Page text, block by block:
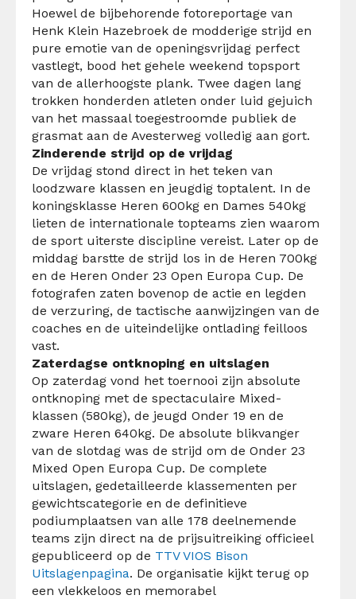
Hoewel de bijbehorende fotoreportage van
Henk Klein Hazebroek de modderige strijd en
pure emotie van de openingsvrijdag perfect
vastlegt, bood het gehele weekend topsport
van de allerhoogste plank. Twee dagen lang
trokken honderden atleten onder luid gejuich
van het massaal toegestroomde publiek de
grasmat aan de Avesterweg volledig aan gort.
Zinderende strijd op de vrijdag
De vrijdag stond direct in het teken van
loodzware klassen en jeugdig toptalent. In de
koningsklasse Heren 600kg en Dames 540kg
lieten de internationale topteams zien waarom
de sport uiterste discipline vereist. Later op de
middag barstte de strijd los in de Heren 700kg
en de Heren Onder 23 Open Europa Cup. De
fotografen zaten bovenop de actie en legden
de verzuring, de tactische aanwijzingen van de
coaches en de uiteindelijke ontlading feilloos
vast.
Zaterdagse ontknoping en uitslagen
Op zaterdag vond het toernooi zijn absolute
ontknoping met de spectaculaire Mixed-
klassen (580kg), de jeugd Onder 19 en de
zware Heren 640kg. De absolute blikvanger
van de slotdag was de strijd om de Onder 23
Mixed Open Europa Cup. De complete
uitslagen, gedetailleerde klassementen per
gewichtscategorie en de definitieve
podiumplaatsen van alle 178 deelnemende
teams zijn direct na de prijsuitreiking officieel
gepubliceerd op de TTV VIOS Bison
Uitslagenpagina. De organisatie kijkt terug op
een vlekkeloos en memorabel